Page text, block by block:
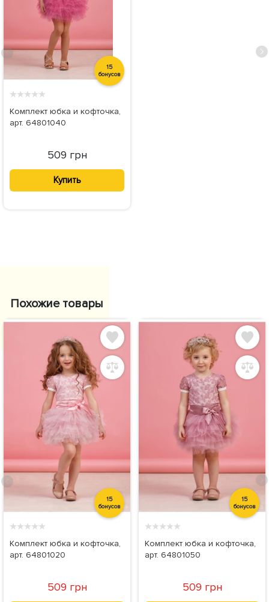
15
бонусов
★★★★★
Комплект юбка и кофточка,
арт. 64801040
509 грн
Купить
Похожие товары
15
бонусов
★★★★★
Комплект юбка и кофточка,
арт. 64801020
509 грн
15
бонусов
★★★★★
Комплект юбка и кофточка,
арт. 64801050
509 грн